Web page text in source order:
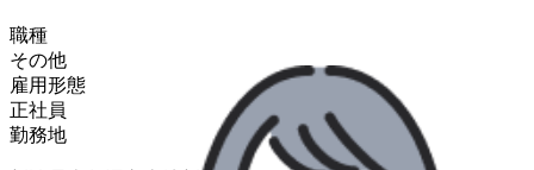
職種
その他
雇用形態
正社員
勤務地